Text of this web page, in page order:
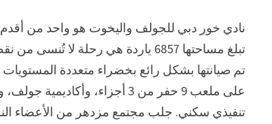
تبلغ مساحتها 6857 ياردة هي رحلة
تم صيانتها بشكل رائع بخضراء متعددة
على ملعب 9 حفر من 3 أجزاء،
تنفيذي سكني. جلب مجتمع مزدهر من الأعضاء